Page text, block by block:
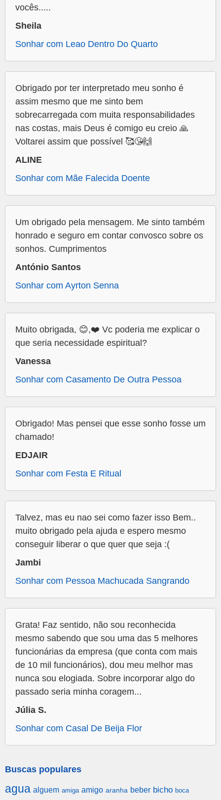
vocês.....
Sheila
Sonhar com Leao Dentro Do Quarto
Obrigado por ter interpretado meu sonho é
assim mesmo que me sinto bem
sobrecarregada com muita responsabilidades
nas costas, mais Deus é comigo eu creio 🙏
Voltarei assim que possível 🥰😘🙌
ALINE
Sonhar com Mãe Falecida Doente
Um obrigado pela mensagem. Me sinto também
honrado e seguro em contar convosco sobre os
sonhos. Cumprimentos
António Santos
Sonhar com Ayrton Senna
Muito obrigada, 😊,❤️ Vc poderia me explicar o
que seria necessidade espiritual?
Vanessa
Sonhar com Casamento De Outra Pessoa
Obrigado! Mas pensei que esse sonho fosse um
chamado!
EDJAIR
Sonhar com Festa E Ritual
Talvez, mas eu nao sei como fazer isso Bem..
muito obrigado pela ajuda e espero mesmo
conseguir liberar o que quer que seja :(
Jambi
Sonhar com Pessoa Machucada Sangrando
Grata! Faz sentido, não sou reconhecida
mesmo sabendo que sou uma das 5 melhores
funcionárias da empresa (que conta com mais
de 10 mil funcionários), dou meu melhor mas
nunca sou elogiada. Sobre incorporar algo do
passado seria minha coragem...
Júlia S.
Sonhar com Casal De Beija Flor
Buscas populares
agua alguem amiga amigo aranha beber bicho boca